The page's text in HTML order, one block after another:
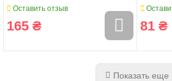
Оставить отзыв
165 ₴ 81 ₴
Показать еще